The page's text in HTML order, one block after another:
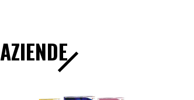
AZIENDE